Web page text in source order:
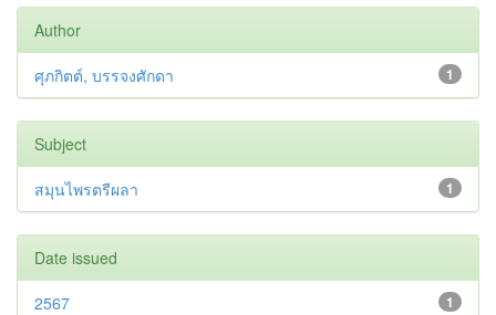
Author
1
ศุภกิตต์, บรรจงศักดา
Subject
1
สมุนไพรตรีผลา
Date issued
1
2567